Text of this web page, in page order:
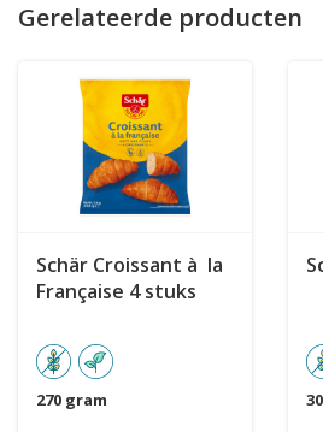
Gerelateerde producten
Schär Croissant à la
Française 4 stuks
270 gram